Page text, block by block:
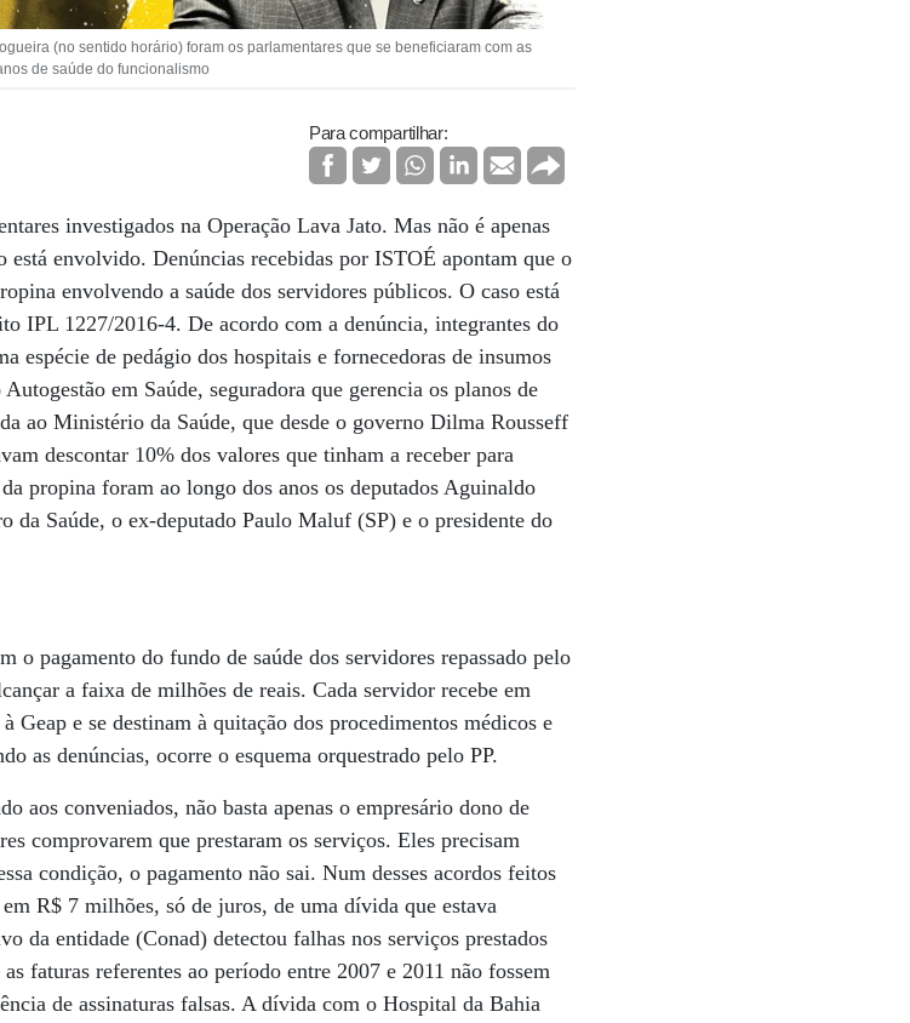
(no sentido horário) foram os parlamentares que se beneficiaram com as
de saúde do funcionalismo
Para compartilhar:
investigados na Operação Lava Jato. Mas não é apenas
envolvido. Denúncias recebidas por ISTOÉ apontam que o
envolvendo a saúde dos servidores públicos. O caso está
IPL 1227/2016-4. De acordo com a denúncia, integrantes do
espécie de pedágio dos hospitais e fornecedoras de insumos
em Saúde, seguradora que gerencia os planos de
ao Ministério da Saúde, que desde o governo Dilma Rousseff
descontar 10% dos valores que tinham a receber para
propina foram ao longo dos anos os deputados Aguinaldo
Saúde, o ex-deputado Paulo Maluf (SP) e o presidente do
o pagamento do fundo de saúde dos servidores repassado pelo
a faixa de milhões de reais. Cada servidor recebe em
Geap e se destinam à quitação dos procedimentos médicos e
as denúncias, ocorre o esquema orquestrado pelo PP.
aos conveniados, não basta apenas o empresário dono de
comprovarem que prestaram os serviços. Eles precisam
condição, o pagamento não sai. Num desses acordos feitos
R$ 7 milhões, só de juros, de uma dívida que estava
da entidade (Conad) detectou falhas nos serviços prestados
faturas referentes ao período entre 2007 e 2011 não fossem
de assinaturas falsas. A dívida com o Hospital da Bahia